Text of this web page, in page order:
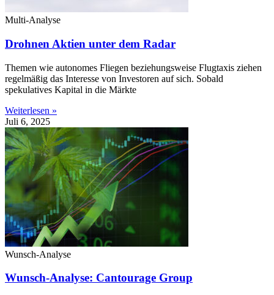
Multi-Analyse
Drohnen Aktien unter dem Radar
Themen wie autonomes Fliegen beziehungsweise Flugtaxis ziehen
regelmäßig das Interesse von Investoren auf sich. Sobald
spekulatives Kapital in die Märkte
Weiterlesen »
Juli 6, 2025
Wunsch-Analyse
Wunsch-Analyse: Cantourage Group